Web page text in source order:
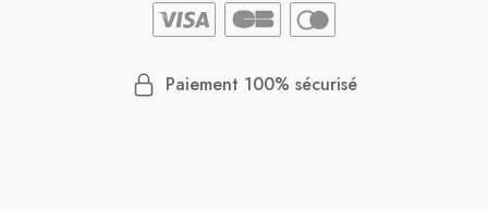
Paiement 100% sécurisé